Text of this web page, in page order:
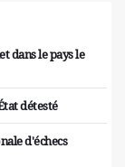
dans le pays le
détesté
d'échecs